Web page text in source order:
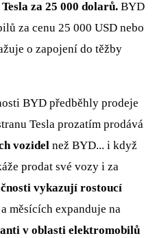
za 25 000 dolarů. BYD
za cenu 25 000 USD nebo
o zapojení do těžby
BYD předběhly prodeje
Tesla prozatím prodává
vozidel než BYD... i když
prodat své vozy i za
vykazují rostoucí
měsících expanduje na
v oblasti elektromobilů